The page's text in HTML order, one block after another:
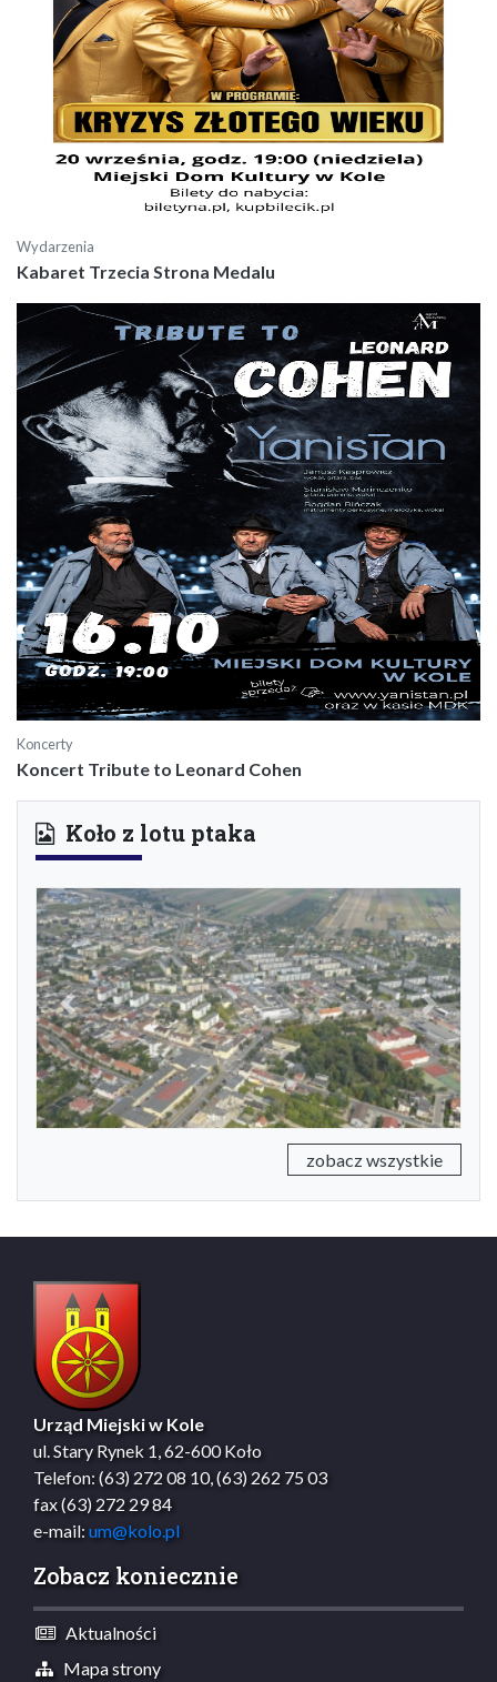
Wydarzenia
Kabaret Trzecia Strona Medalu
Koncerty
Koncert Tribute to Leonard Cohen
Koło z lotu ptaka
Previous Next
zobacz wszystkie
Urząd Miejski w Kole
ul. Stary Rynek 1, 62-600 Koło
Telefon: (63) 272 08 10, (63) 262 75 03
fax (63) 272 29 84
e-mail: um@kolo.pl
Zobacz koniecznie
Aktualności
Mapa strony